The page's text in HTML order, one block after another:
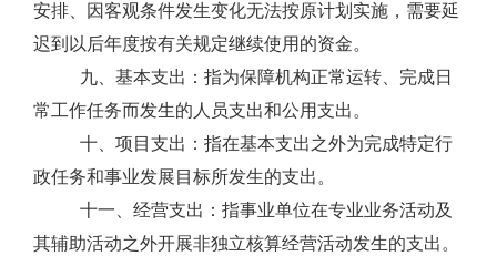
安排、因客观条件发生变化无法按原计划实施，需要延
迟到以后年度按有关规定继续使用的资金。
九、基本支出：指为保障机构正常运转、完成日
常工作任务而发生的人员支出和公用支出。
十、项目支出：指在基本支出之外为完成特定行
政任务和事业发展目标所发生的支出。
十一、经营支出：指事业单位在专业业务活动及
其辅助活动之外开展非独立核算经营活动发生的支出。